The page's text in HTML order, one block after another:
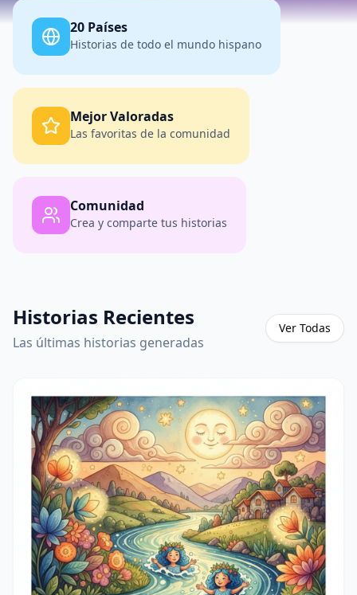
20 Países
Historias de todo el mundo hispano
Mejor Valoradas
Las favoritas de la comunidad
Comunidad
Crea y comparte tus historias
Historias Recientes
Las últimas historias generadas
Ver Todas